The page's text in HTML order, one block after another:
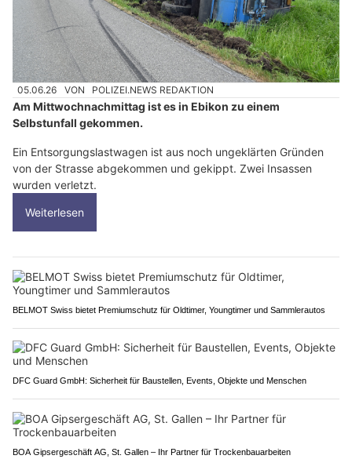
05.06.26 VON POLIZEI.NEWS REDAKTION
Am Mittwochnachmittag ist es in Ebikon zu einem
Selbstunfall gekommen.
Ein Entsorgungslastwagen ist aus noch ungeklärten Gründen
von der Strasse abgekommen und gekippt. Zwei Insassen
wurden verletzt.
Weiterlesen
BELMOT Swiss bietet Premiumschutz für Oldtimer, Youngtimer und Sammlerautos
DFC Guard GmbH: Sicherheit für Baustellen, Events, Objekte und Menschen
BOA Gipsergeschäft AG, St. Gallen – Ihr Partner für Trockenbauarbeiten